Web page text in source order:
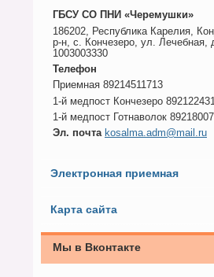
ГБСУ СО ПНИ «Черемушки»
186202, Республика Карелия,
р-н, с. Кончезеро, ул. Лечебная,
1003003330
Телефон
Приемная 89214511713
1-й медпост Кончезеро
1-й медпост Готнаволок
Эл. почта kosalma.adm@mail.ru
Электронная приемная
Карта сайта
Мы в Вконтакте